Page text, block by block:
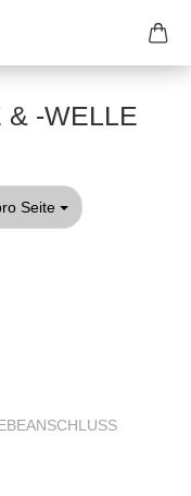
& -WELLE
Seite